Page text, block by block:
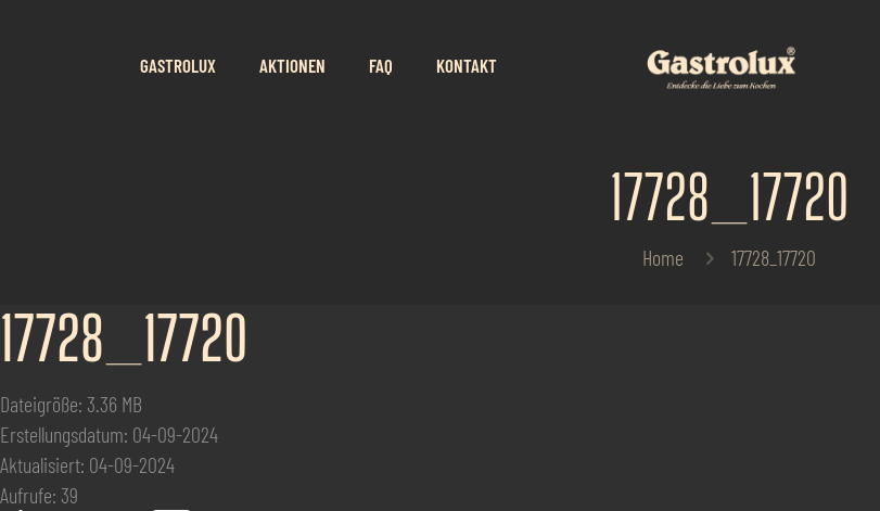
GASTROLUX AKTIONEN FAQ KONTAKT
17728_17720
Home 17728_17720
17728_17720
Dateigröße: 3.36 MB
Erstellungsdatum: 04-09-2024
Aktualisiert: 04-09-2024
Aufrufe: 39